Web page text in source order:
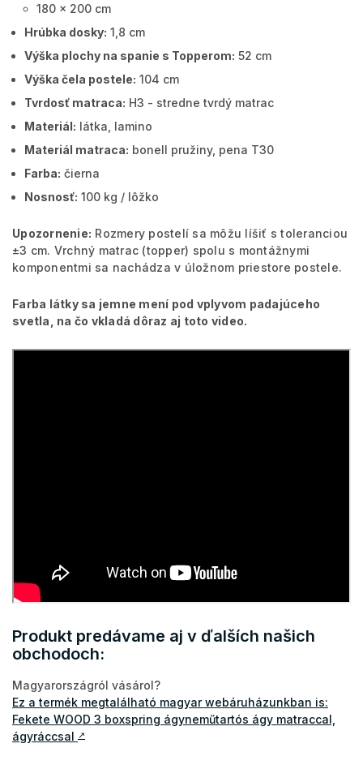
180 x 200 cm
Hrúbka dosky: 1,8 cm
Výška plochy na spanie s Topperom: 52 cm
Výška čela postele: 104 cm
Tvrdosť matraca: H3 - stredne tvrdý matrac
Materiál: látka, lamino
Materiál matraca: bonell pružiny, pena T30
Farba: čierna
Nosnosť: 100 kg / lôžko
Upozornenie: Rozmery postelí sa môžu líšiť s toleranciou
±3 cm. Vrchný matrac (topper) spolu s montážnymi
komponentmi sa nachádza v úložnom priestore postele.
Farba látky sa jemne mení pod vplyvom padajúceho
svetla, na čo vkladá dôraz aj toto video.
Produkt predávame aj v ďalších našich
obchodoch:
Magyarországról vásárol?
Ez a termék megtalálható magyar webáruházunkban is:
Fekete WOOD 3 boxspring ágyneműtartós ágy matraccal,
ágyráccsal ↗